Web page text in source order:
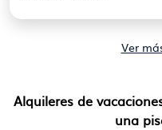
Ver
Alquileres de
una